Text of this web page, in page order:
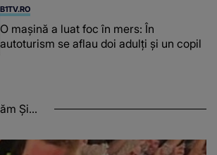
B1TV.RO
O maşină a luat foc în mers: În
autoturism se aflau doi adulți și un copil
Și...